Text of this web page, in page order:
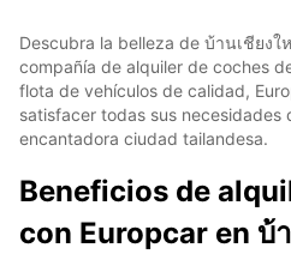
Descubra la belleza de บ้านเชียงใ
compañía de alquiler de coches
flota de vehículos de calidad,
satisfacer todas sus necesidades
encantadora ciudad tailandesa.
Beneficios de
con Europcar en บ้